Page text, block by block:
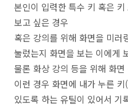
본인이 입력한 특수 키 혹은
보고 싶은 경우
혹은 강의를 위해 화면을 미러
눌렀는지 화면을 보는 이에게
물론 화상 강의 등을 위해 화
이런 경우 화면에 내가 누른
있도록 하는 유틸이 있어서 기